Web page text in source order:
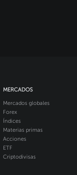
MERCADOS
Mercados globales
Forex
Índices
Materias primas
Acciones
ETF
Criptodivisas